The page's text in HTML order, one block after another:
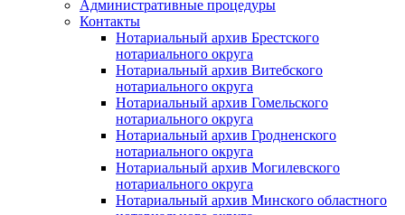
Административные процедуры
Контакты
Нотариальный архив Брестского
нотариального округа
Нотариальный архив Витебского
нотариального округа
Нотариальный архив Гомельского
нотариального округа
Нотариальный архив Гродненского
нотариального округа
Нотариальный архив Могилевского
нотариального округа
Нотариальный архив Минского областного